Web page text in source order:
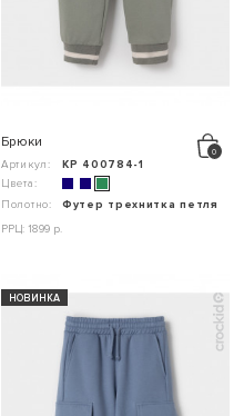
Брюки
Артикул:
КР 400784-1
Цвета:
Полотно:
Футер трехнитка петля
РРЦ: 1899 р.
НОВИНКА